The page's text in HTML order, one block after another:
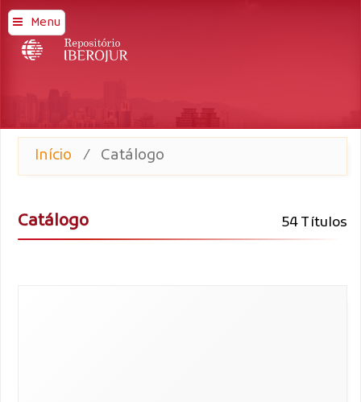
Menu
Início / Catálogo
Catálogo 54 Títulos